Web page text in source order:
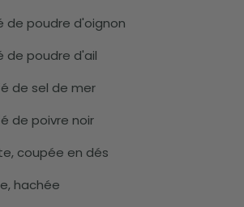
de poudre d'oignon
de poudre d'ail
de sel de mer
de poivre noir
coupée en dés
hachée